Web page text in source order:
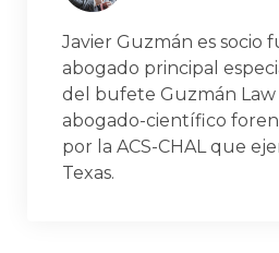
Javier Guzmán es socio
abogado principal
del bufete Guzmán Law
abogado-científico
por la ACS-CHAL que
Texas.